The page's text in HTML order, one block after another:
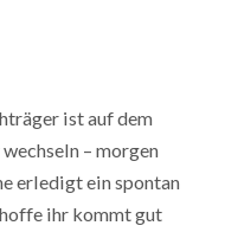
ist auf dem
– morgen
erledigt ein spontan
ihr kommt gut